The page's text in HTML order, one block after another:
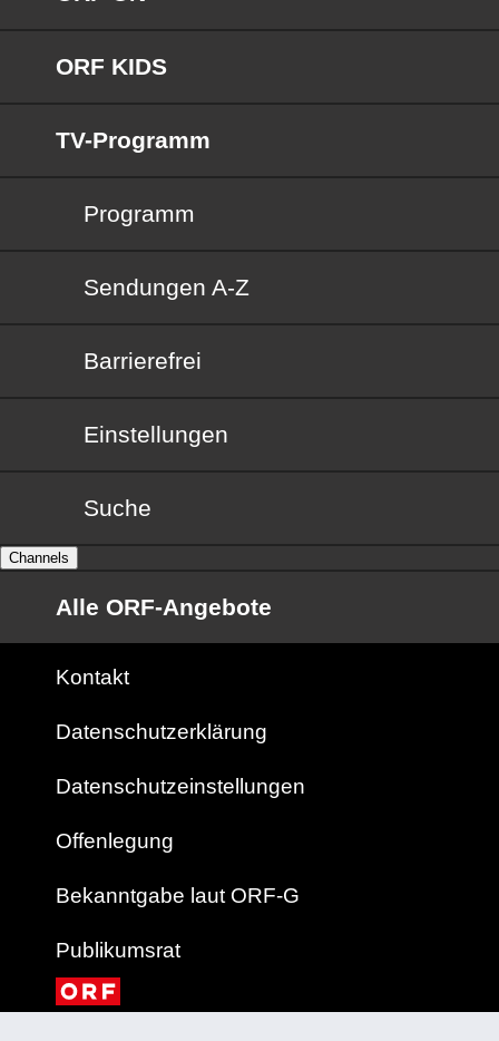
ORF KIDS
TV-Programm
Programm
Sendungen von A bis Z
Sendungen A-Z
Barrierefrei
Barrierefrei
Einstellungen
Suche
Channels
Alle ORF-Angebote
Kontakt
Datenschutzerklärung
Datenschutzeinstellungen
Offenlegung
Bekanntgabe laut ORF-G
Publikumsrat